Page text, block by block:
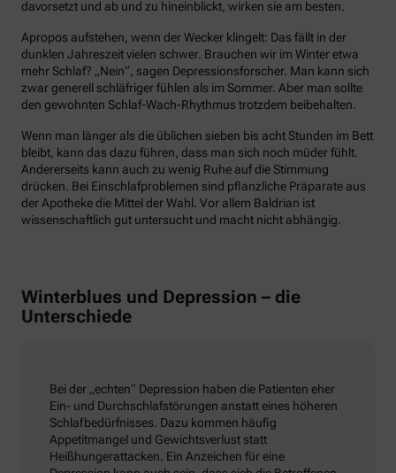
davorsetzt und ab und zu hineinblickt, wirken sie am besten.
Apropos aufstehen, wenn der Wecker klingelt: Das fällt in der
dunklen Jahreszeit vielen schwer. Brauchen wir im Winter etwa
mehr Schlaf? „Nein“, sagen Depressionsforscher. Man kann sich
zwar generell schläfriger fühlen als im Sommer. Aber man sollte
den gewohnten Schlaf-Wach-Rhythmus trotzdem beibehalten.
Wenn man länger als die üblichen sieben bis acht Stunden im Bett
bleibt, kann das dazu führen, dass man sich noch müder fühlt.
Andererseits kann auch zu wenig Ruhe auf die Stimmung
drücken. Bei Einschlafproblemen sind pflanzliche Präparate aus
der Apotheke die Mittel der Wahl. Vor allem Baldrian ist
wissenschaftlich gut untersucht und macht nicht abhängig.
Winterblues und Depression – die
Unterschiede
Bei der „echten“ Depression haben die Patienten eher
Ein- und Durchschlafstörungen anstatt eines höheren
Schlafbedürfnisses. Dazu kommen häufig
Appetitmangel und Gewichtsverlust statt
Heißhungerattacken. Ein Anzeichen für eine